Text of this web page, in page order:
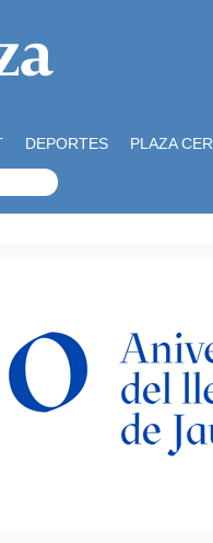
DEPORTES PLAZA